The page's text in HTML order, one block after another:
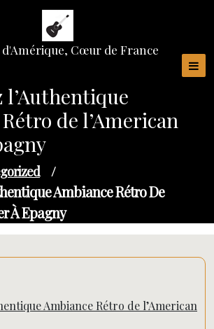
d'Amérique, Cœur de France
l’Authentique
de l’American
/
Ambiance Rétro De
À Epagny
Ambiance Rétro de l’American